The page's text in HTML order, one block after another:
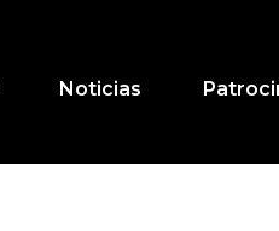
Noticias